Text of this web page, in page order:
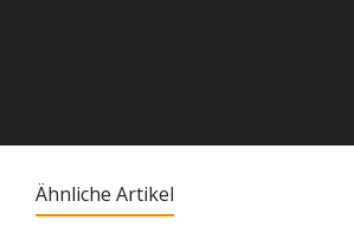
Ähnliche Artikel